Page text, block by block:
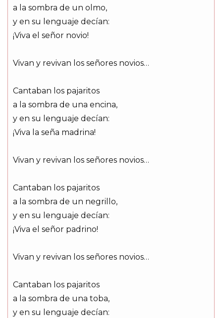
a la sombra de un olmo,
y en su lenguaje decían:
¡Viva el señor novio!
Vivan y revivan los señores novios…
Cantaban los pajaritos
a la sombra de una encina,
y en su lenguaje decían:
¡Viva la seña madrina!
Vivan y revivan los señores novios…
Cantaban los pajaritos
a la sombra de un negrillo,
y en su lenguaje decían:
¡Viva el señor padrino!
Vivan y revivan los señores novios…
Cantaban los pajaritos
a la sombra de una toba,
y en su lenguaje decían: